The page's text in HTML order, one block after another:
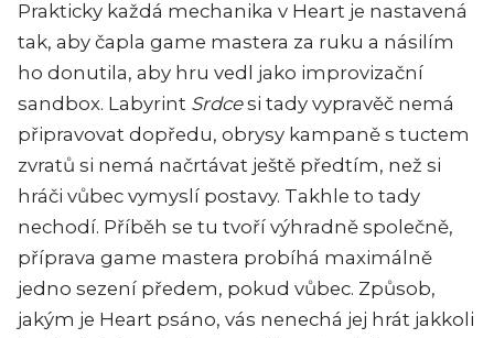
Prakticky každá mechanika v Heart je nastavená
tak, aby čapla game mastera za ruku a násilím
ho donutila, aby hru vedl jako improvizační
sandbox. Labyrint Srdcesi tady vypravěč nemá
připravovat dopředu, obrysy kampaně s tuctem
zvratů si nemá načrtávat ještě předtím, než si
hráči vůbec vymyslí postavy. Takhle to tady
nechodí. Příběh se tu tvoří výhradně společně,
příprava game mastera probíhá maximálně
jedno sezení předem, pokud vůbec. Způsob,
jakým je Heart psáno, vás nenechá jej hrát jakkoli